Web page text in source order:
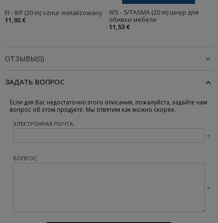
FI - 9/F (20 m) sznur metalizowany
11,92 €
WS - 5/TASMA (20 m) шнур для
обивки мебели
11,53 €
ОТЗЫВЫ(0)
ЗАДАТЬ ВОПРОС
Если для Вас недостаточно этого описания, пожалуйста, задайте нам
вопрос об этом продукте. Мы ответим как можно скорее.
ЭЛЕКТРОННАЯ ПОЧТА:
ВОПРОС: